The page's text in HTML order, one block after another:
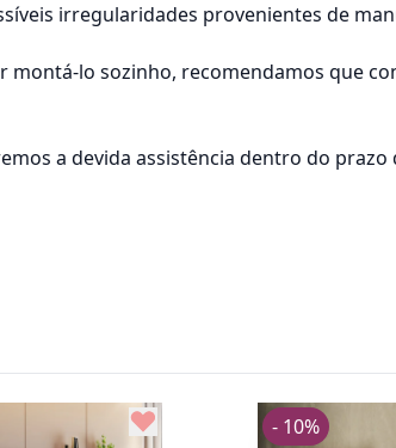
irregularidades provenientes de
montá-lo sozinho, recomendamos que
a devida assistência dentro do
- 10%